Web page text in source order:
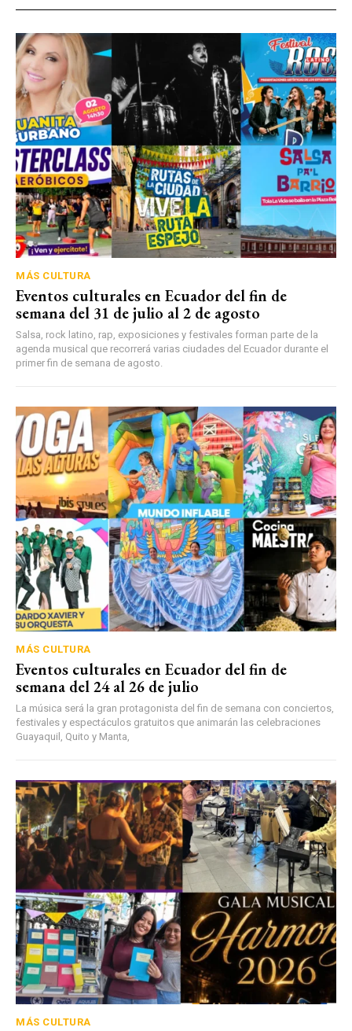
MÁS CULTURA
Eventos culturales en Ecuador del fin de
semana del 31 de julio al 2 de agosto
Salsa, rock latino, rap, exposiciones y festivales forman parte de la
agenda musical que recorrerá varias ciudades del Ecuador durante el
primer fin de semana de agosto.
MÁS CULTURA
Eventos culturales en Ecuador del fin de
semana del 24 al 26 de julio
La música será la gran protagonista del fin de semana con conciertos,
festivales y espectáculos gratuitos que animarán las celebraciones
Guayaquil, Quito y Manta,
MÁS CULTURA